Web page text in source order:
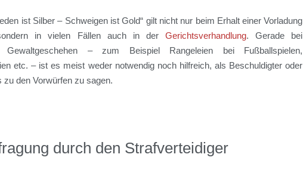
ist Silber – Schweigen ist Gold“ gilt nicht nur beim Erhalt einer Vorladung
in vielen Fällen auch in derGerichtsverhandlung. Gerade bei
Gewaltgeschehen – zum Beispiel Rangeleien bei Fußballspielen,
etc. – ist es meist weder notwendig noch hilfreich, als Beschuldigter oder
zu den Vorwürfen zu sagen.
durch den Strafverteidiger